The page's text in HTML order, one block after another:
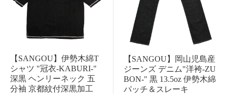
【SANGOU】伊勢木綿T
シャツ "冠衣-KABURI-"
深黒 ヘンリーネック 五
分袖 京都紋付深黒加工
【SANGOU】岡山児島産
ジーンズ デニム"洋袴-ZU
BON-" 黒 13.5oz 伊勢木綿
パッチ＆スレーキ